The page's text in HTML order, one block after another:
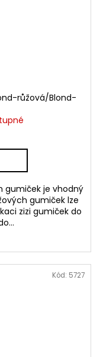
růžová/Blond-
gumiček je vhodný
gumiček lze
zizi gumiček do
Kód: 5727